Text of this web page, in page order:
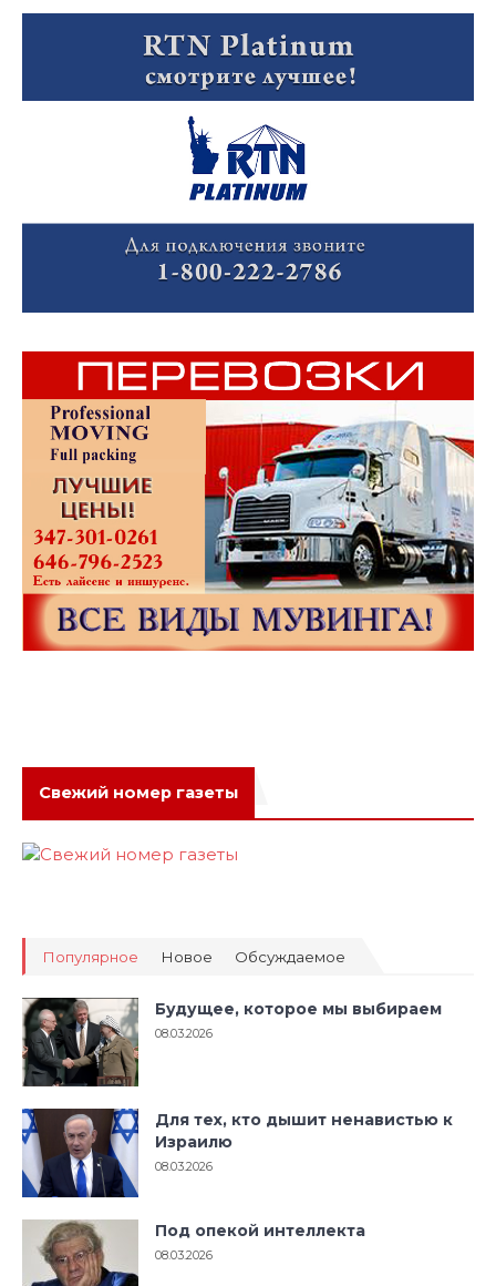
Свежий номер газеты
Популярное Новое Обсуждаемое
Будущее, которое мы выбираем
08.03.2026
Для тех, кто дышит ненавистью к
Израилю
08.03.2026
Под опекой интеллекта
08.03.2026